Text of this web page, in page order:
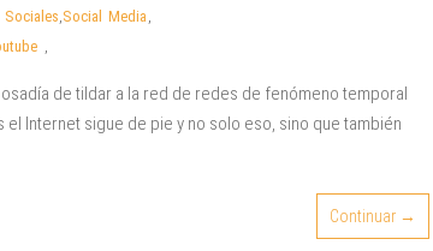
Sociales,Social Media ,
,
de tildar a la red de redes de fenómeno temporal
Internet sigue de pie y no solo eso, sino que también
Continuar →